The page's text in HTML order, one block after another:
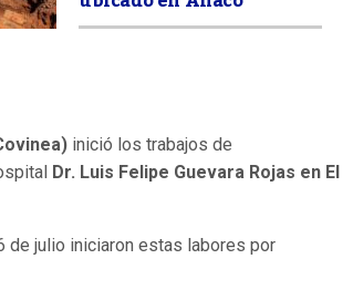
inició los trabajos de
Dr. Luis Felipe Guevara Rojas en El
de julio iniciaron estas labores por